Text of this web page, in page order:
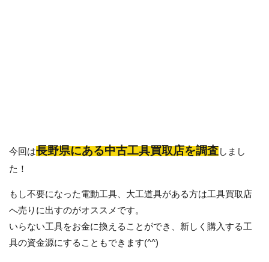
今回は長野県にある中古工具買取店を調査しまし
た！
もし不要になった電動工具、大工道具がある方は工具買取店
へ売りに出すのがオススメです。
いらない工具をお金に換えることができ、新しく購入する工
具の資金源にすることもできます(^^)